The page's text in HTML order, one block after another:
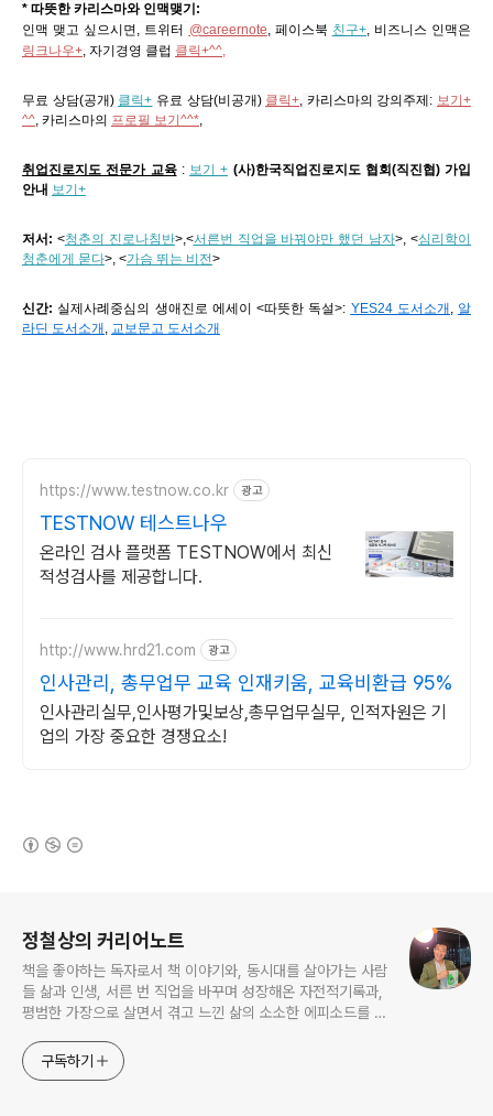
* 따뜻한 카리스마와 인맥맺기:
인맥 맺고 싶으시면, 트위터 @careernote, 페이스북 친구+, 비즈니스 인맥은
링크나우+, 자기경영 클럽 클릭+^^,
무료 상담(공개) 클릭+ 유료 상담(비공개) 클릭+, 카리스마의 강의주제 : 보기+
^^, 카리스마의 프로필 보기^^*,
취업진로지도 전문가 교육 : 보기 + (사)한국직업진로지도 협회(직진협) 가입
안내 보기+
저서: <청춘의 진로나침반>,<서른번 직업을 바꿔야만 했던 남자>, <심리학이
청춘에게 묻다>, <가슴 뛰는 비전>
신간: 실제사례중심의 생애진로 에세이 <따뜻한 독설>: YES24 도서소개 , 알
라딘 도서소개 , 교보문고 도서소개
https://www.testnow.co.kr 광고
TESTNOW 테스트나우
온라인 검사 플랫폼 TESTNOW에서 최신
적성검사를 제공합니다.
http://www.hrd21.com 광고
인사관리, 총무업무 교육 인재키움, 교육비환급 95%
인사관리실무,인사평가및보상,총무업무실무, 인적자원은 기
업의 가장 중요한 경쟁요소!
정철상의 커리어노트
책을 좋아하는 독자로서 책 이야기와, 동시대를 살아가는 사람
들 삶과 인생, 서른 번 직업을 바꾸며 성장해온 자전적기록과,
평범한 가장으로 살면서 겪고 느낀 삶의 소소한 에피소드를 전
고픈 커리어코치, 유튜브: 정교수의 인생수업
구독하기